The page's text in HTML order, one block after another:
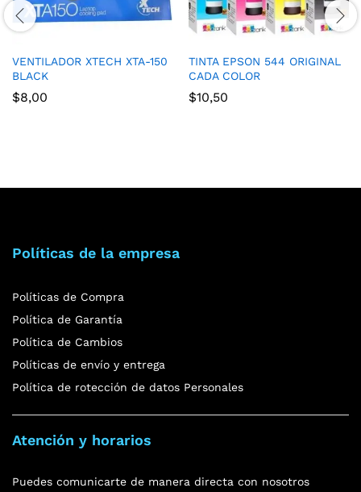
VENTILADOR XTECH XTA-150
BLACK
$8,00
TINTA EPSON 544 ORIGINAL
CADA COLOR
$10,50
Políticas de la empresa
Políticas de Compra
Política de Garantía
Política de Cambios
Políticas de envío y entrega
Política de rotección de datos Personales
Atención y horarios
Puedes comunicarte de manera directa con nosotros